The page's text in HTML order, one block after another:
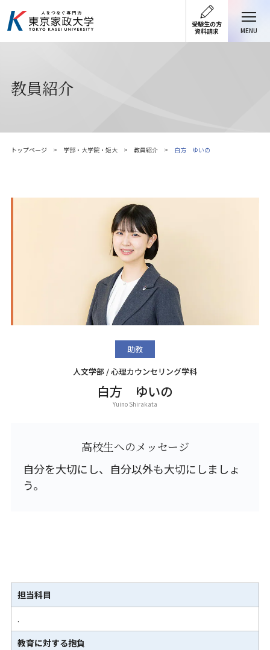
受験生の方
資料請求
MENU
教員紹介
トップページ 学部・大学院・短大 教員紹介 白方 ゆいの
助教
人文学部 / 心理カウンセリング学科
白方 ゆいの
Yuino Shirakata
高校生へのメッセージ
自分を大切にし、自分以外も大切にしましょ
う。
担当科目
.
教育に対する抱負